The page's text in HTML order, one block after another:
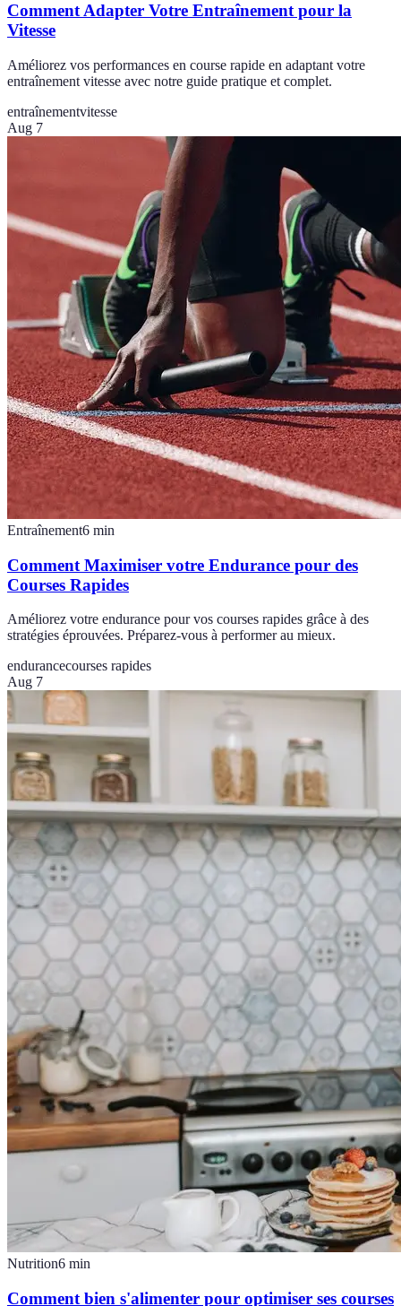
Comment Adapter Votre Entraînement pour la
Vitesse
Améliorez vos performances en course rapide en adaptant votre
entraînement vitesse avec notre guide pratique et complet.
entraînementvitesse
Aug 7
Entraînement6 min
Comment Maximiser votre Endurance pour des
Courses Rapides
Améliorez votre endurance pour vos courses rapides grâce à des
stratégies éprouvées. Préparez-vous à performer au mieux.
endurancecourses rapides
Aug 7
Nutrition6 min
Comment bien s'alimenter pour optimiser ses courses